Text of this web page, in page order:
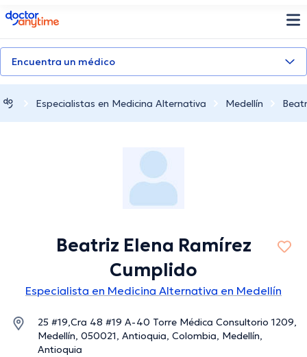
doctoranytime
Encuentra un médico
Especialistas en Medicina Alternativa Medellín
Beatriz Elena Ramírez
Cumplido
Especialista en Medicina Alternativa en Medellín
25 #19,Cra 48 #19 A-40 Torre Médica Consultorio 1209,
Medellín, 050021, Antioquia, Colombia, Medellín,
Antioquia